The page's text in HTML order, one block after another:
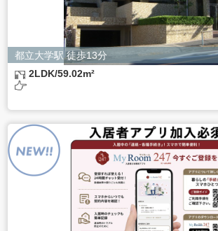
株式会社バレッグス 個人情報問合せ窓口
住所 東京都目黒区鷹番2-5-21
電話 03-3794-1115
お問合せメールアドレス
受付時間：平日10：30～17：00 ※弊社公
よるものです。
ただし、必要な項目をいただけない場合、
きない場合があります。
都立大学駅 徒歩13分
2LDK/59.02m²